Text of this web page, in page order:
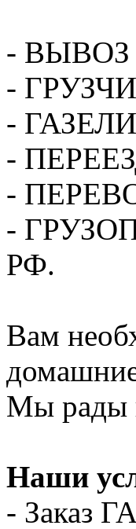
-
-
-
-
-
-
РФ.
Вам
Мы рады
Наши
- Заказ